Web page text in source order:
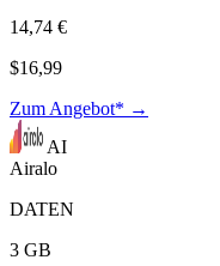
14,74 €
$16,99
Zum Angebot* →
AI
Airalo
DATEN
3 GB